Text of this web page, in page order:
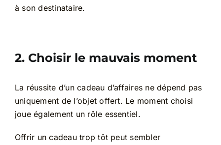
à son destinataire.
2. Choisir le mauvais moment
La réussite d’un cadeau d’affaires ne dépend pas
uniquement de l’objet offert. Le moment choisi
joue également un rôle essentiel.
Offrir un cadeau trop tôt peut sembler